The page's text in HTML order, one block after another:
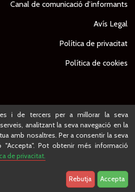
Canal de comunicació d’informants
Avís Legal
Política de privacitat
Política de cookies
i de tercers per a millorar la seva
analitzant la seva navegació en la
amb nosaltres. Per a consentir la seva
Pot obtenir més informació
de privacitat.
Rebutja Accepta